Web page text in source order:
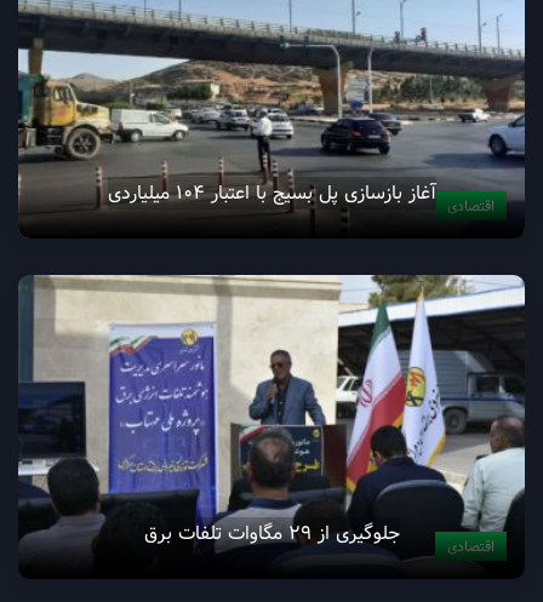
اقتصادی آغاز بازسازی پل بسیج با اعتبار ۱۰۴ میلیاردی
اقتصادی جلوگیری از ۲۹ مگاوات تلفات برق